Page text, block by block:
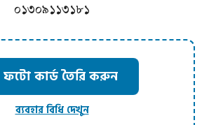
০১৩০৯১১৩১৮১
ফটো কার্ড তৈরি করুন
ব্যবহার বিধি দেখুন